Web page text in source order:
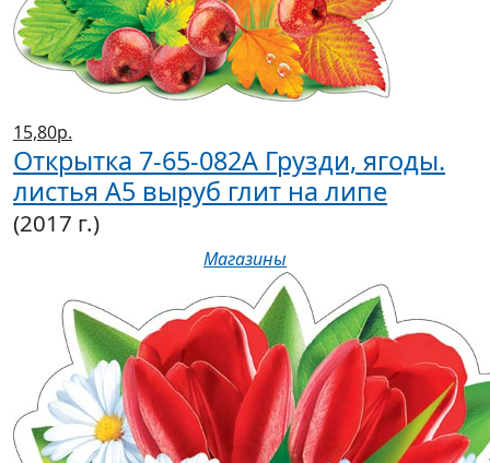
15,80р.
Открытка 7-65-082А Грузди, ягоды.
листья А5 выруб глит на липе
(2017 г.)
Магазины